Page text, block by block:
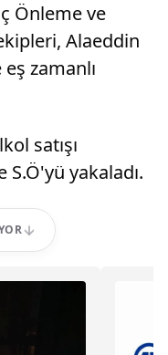
Önleme ve
Alaeddin
zamanlı
satışı
S.Ö'yü yakaladı.